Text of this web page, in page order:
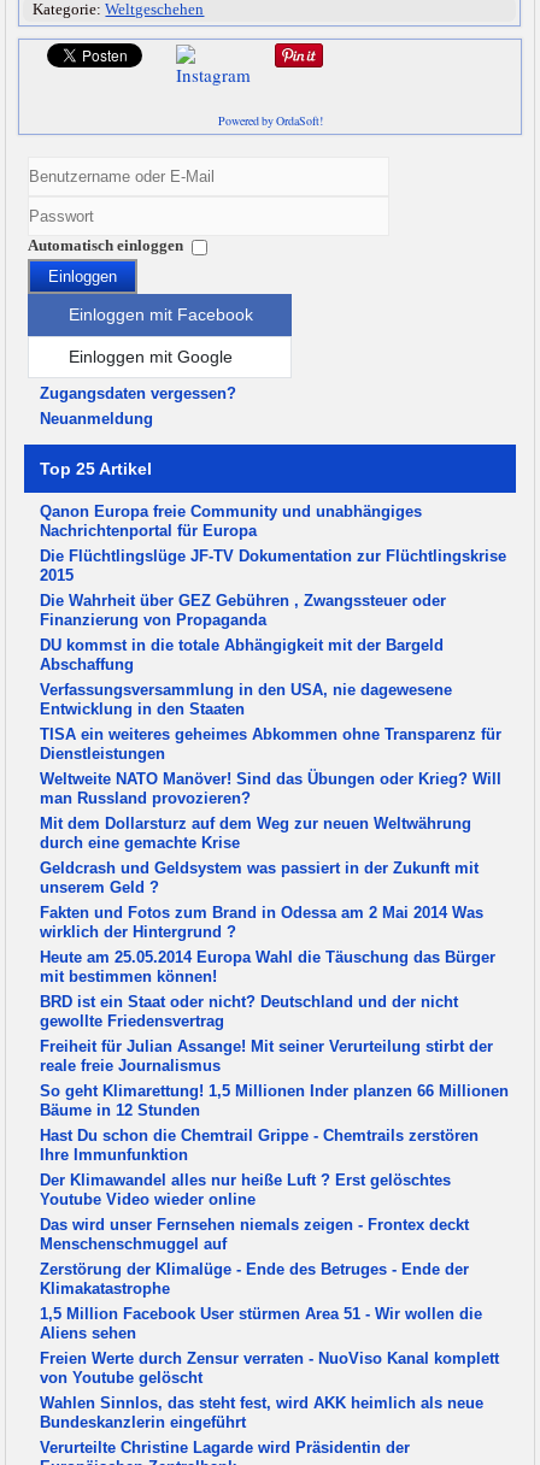
Kategorie:Weltgeschehen
Powered by OrdaSoft!
Automatisch einloggen
Einloggen
Einloggen mit Facebook
Einloggen mit Google
Zugangsdaten vergessen?
Neuanmeldung
Top 25 Artikel
Qanon Europa freie Community und unabhängiges
Nachrichtenportal für Europa
Die Flüchtlingslüge JF-TV Dokumentation zur Flüchtlingskrise
2015
Die Wahrheit über GEZ Gebühren , Zwangssteuer oder
Finanzierung von Propaganda
DU kommst in die totale Abhängigkeit mit der Bargeld
Abschaffung
Verfassungsversammlung in den USA, nie dagewesene
Entwicklung in den Staaten
TISA ein weiteres geheimes Abkommen ohne Transparenz für
Dienstleistungen
Weltweite NATO Manöver! Sind das Übungen oder Krieg? Will
man Russland provozieren?
Mit dem Dollarsturz auf dem Weg zur neuen Weltwährung
durch eine gemachte Krise
Geldcrash und Geldsystem was passiert in der Zukunft mit
unserem Geld ?
Fakten und Fotos zum Brand in Odessa am 2 Mai 2014 Was
wirklich der Hintergrund ?
Heute am 25.05.2014 Europa Wahl die Täuschung das Bürger
mit bestimmen können!
BRD ist ein Staat oder nicht? Deutschland und der nicht
gewollte Friedensvertrag
Freiheit für Julian Assange! Mit seiner Verurteilung stirbt der
reale freie Journalismus
So geht Klimarettung! 1,5 Millionen Inder planzen 66 Millionen
Bäume in 12 Stunden
Hast Du schon die Chemtrail Grippe - Chemtrails zerstören
Ihre Immunfunktion
Der Klimawandel alles nur heiße Luft ? Erst gelöschtes
Youtube Video wieder online
Das wird unser Fernsehen niemals zeigen - Frontex deckt
Menschenschmuggel auf
Zerstörung der Klimalüge - Ende des Betruges - Ende der
Klimakatastrophe
1,5 Million Facebook User stürmen Area 51 - Wir wollen die
Aliens sehen
Freien Werte durch Zensur verraten - NuoViso Kanal komplett
von Youtube gelöscht
Wahlen Sinnlos, das steht fest, wird AKK heimlich als neue
Bundeskanzlerin eingeführt
Verurteilte Christine Lagarde wird Präsidentin der